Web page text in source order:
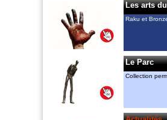
y ont chacun leur atelier. Ils
également des cours de sculpture
céramique et exposent “raku“ et
dans la Galerie permanente.
amcassiers@orange.fr, 06 11 83
gmenant@free.fr 06 72 84 85 83
Ils ont créé
le “Printemps de la Sculpture“
l’association “Valeurs Ajoutées“ a
relais en 2018 à l’espace Guiraud.
Les arts
Raku et
Le Parc
Collection